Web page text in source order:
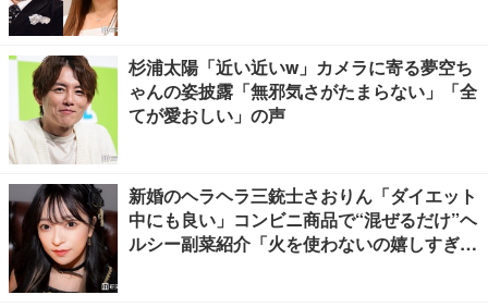
杉浦太陽「近い近いw」カメラに寄る夢空ち
ゃんの姿披露「無邪気さがたまらない」「全
てが愛おしい」の声
新婚のヘラヘラ三銃士さおりん「ダイエット
中にも良い」コンビニ商品で“混ぜるだけ”ヘ
ルシー副菜紹介「火を使わないの嬉しすぎ